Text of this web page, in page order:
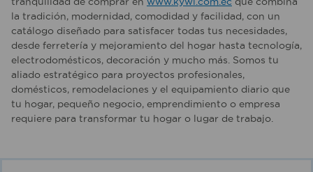
la tradición, modernidad, comodidad y facilidad, con un
catálogo diseñado para satisfacer todas tus necesidades,
desde ferretería y mejoramiento del hogar hasta tecnología,
electrodomésticos, decoración y mucho más. Somos tu
aliado estratégico para proyectos profesionales,
domésticos, remodelaciones y el equipamiento diario que
tu hogar, pequeño negocio, emprendimiento o empresa
requiere para transformar tu hogar o lugar de trabajo.